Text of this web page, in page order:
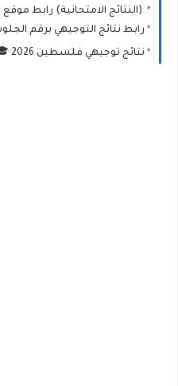
(النتائج الامتحانية) رابط موقع وزارة التربية السورية نتائج
رابط نتائج التوجيهي برقم الجلوس المكون من (6 أو 8 خانات) عبر موقع
نتائج توجيهي فلسطين 2026 🎓 بالاسم ورقم الجلوس درجات امتحان الثانوية العامة (التوجيهي)